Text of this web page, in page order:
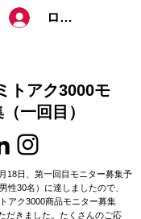
ログイン
トアク3000モ
一回目）
18日、第一回目モニター募集予
性30名）に達しましたので、
アク3000商品モニター募集
だきました。たくさんのご応